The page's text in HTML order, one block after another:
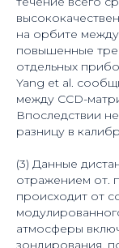
на орбите
повышенные
отдельных
Yang et al.
между CCD-
Впоследствии
разницу в
(3) Данные
отражением от.
происходит от
атмосферы
зондирования,